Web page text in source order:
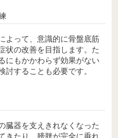
よって、意識的に骨盤底筋
状の改善を目指します。た
にもかかわらず効果がない
討することも必要です。
臓器を支えきれなくなった
きたり、膀胱が完全に垂れ